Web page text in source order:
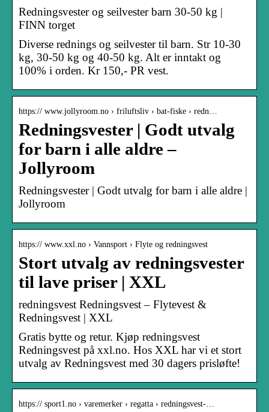
Redningsvester og seilvester barn 30-50 kg |
FINN torget
Diverse rednings og seilvester til barn. Str 10-30
kg, 30-50 kg og 40-50 kg. Alt er inntakt og
100% i orden. Kr 150,- PR vest.
https:// www.jollyroom.no › friluftsliv › bat-fiske › redn…
Redningsvester | Godt utvalg
for barn i alle aldre –
Jollyroom
Redningsvester | Godt utvalg for barn i alle aldre |
Jollyroom
https:// www.xxl.no › Vannsport › Flyte og redningsvest
Stort utvalg av redningsvester
til lave priser | XXL
redningsvest Redningsvest – Flytevest &
Redningsvest | XXL
Gratis bytte og retur. Kjøp redningsvest
Redningsvest på xxl.no. Hos XXL har vi et stort
utvalg av Redningsvest med 30 dagers prisløfte!
https:// sport1.no › varemerker › regatta › redningsvest-…